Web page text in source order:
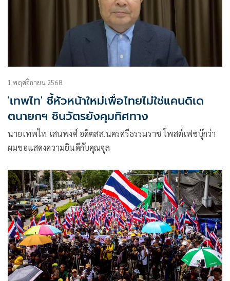
1 พฤศจิกายน 2568
'เทพไท' ชี้หัวหน้าใหม่เพื่อไทยไม่ใช่แคนดิเด
ตนายกฯ ชินวัตรยังคุมทิศทาง
นายเทพไท เสนพงศ์ อดีตสส.นครศรีธรรมราช โพสต์เฟซบุ๊กว่า
ผมขอแสดงความยินดีกับคุณจุล